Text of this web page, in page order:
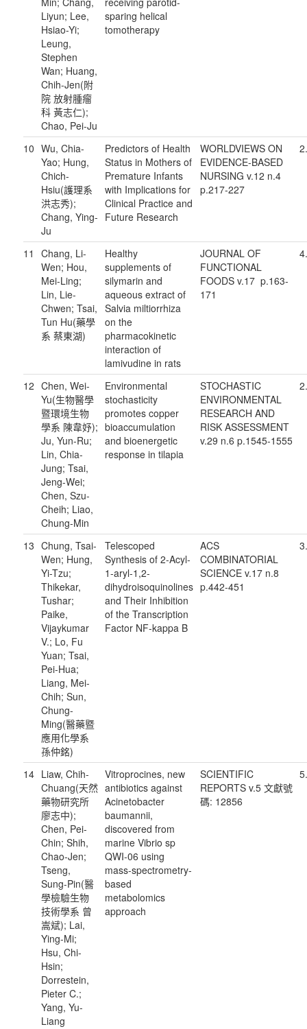
Liyun; Lee,
Hsiao-Yi;
Leung,
Stephen
Wan; Huang,
Chih-Jen(附
院 放射腫瘤
科 黃志仁);
Chao, Pei-Ju
sparing helical
tomotherapy
10 Wu, Chia-
Yao; Hung,
Chich-
Hsiu(護理系
洪志秀);
Chang, Ying-
Ju
Predictors of Health
Status in Mothers of
Premature Infants
with Implications for
Clinical Practice and
Future Research
WORLDVIEWS ON
EVIDENCE-BASED
NURSING v.12 n.4
p.217-227
11
Chang, Li-
Wen; Hou,
Mei-Ling;
Lin, Lie-
Chwen; Tsai,
Tun Hu(藥學
系 蔡東湖)
Healthy
supplements of
silymarin and
aqueous extract of
Salvia miltiorrhiza
on the
pharmacokinetic
interaction of
lamivudine in rats
JOURNAL OF
FUNCTIONAL
FOODS v.17 p.163-
171
12 Chen, Wei-
Yu(生物醫學
暨環境生物
學系 陳韋妤);
Ju, Yun-Ru;
Lin, Chia-
Jung; Tsai,
Jeng-Wei;
Chen, Szu-
Cheih; Liao,
Chung-Min
Environmental
stochasticity
promotes copper
bioaccumulation
and bioenergetic
response in tilapia
STOCHASTIC
ENVIRONMENTAL
RESEARCH AND
RISK ASSESSMENT
v.29 n.6 p.1545-1555
13 Chung, Tsai-
Wen; Hung,
Yi-Tzu;
Thikekar,
Tushar;
Paike,
Vijaykumar
V.; Lo, Fu
Yuan; Tsai,
Pei-Hua;
Liang, Mei-
Chih; Sun,
Chung-
Ming(醫藥暨
應用化學系
孫仲銘)
Telescoped
Synthesis of 2-Acyl-
1-aryl-1,2-
dihydroisoquinolines
and Their Inhibition
of the Transcription
Factor NF-kappa B
ACS
COMBINATORIAL
SCIENCE v.17 n.8
p.442-451
14 Liaw, Chih-
Chuang(天然
藥物研究所
廖志中);
Chen, Pei-
Chin; Shih,
Chao-Jen;
Tseng,
Sung-Pin(醫
學檢驗生物
技術學系 曾
嵩斌); Lai,
Ying-Mi;
Hsu, Chi-
Hsin;
Dorrestein,
Pieter C.;
Yang, Yu-
Liang
Vitroprocines, new
antibiotics against
Acinetobacter
baumannii,
discovered from
marine Vibrio sp
QWI-06 using
mass-spectrometry-
based
metabolomics
approach
SCIENTIFIC
REPORTS v.5 文獻號
碼: 12856